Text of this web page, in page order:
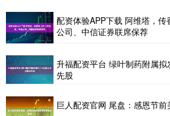
配资体验APP下载 阿维塔，
公司、中信证券联席保荐
升福配资平台 绿叶制药附属
先股
巨人配资官网 尾盘：感恩节